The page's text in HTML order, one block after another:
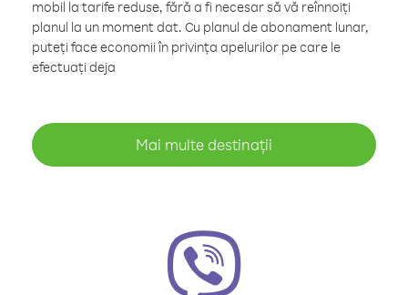
mobil la tarife reduse, fără a fi necesar să vă reînnoiți
planul la un moment dat. Cu planul de abonament lunar,
puteți face economii în privința apelurilor pe care le
efectuați deja
Mai multe destinații